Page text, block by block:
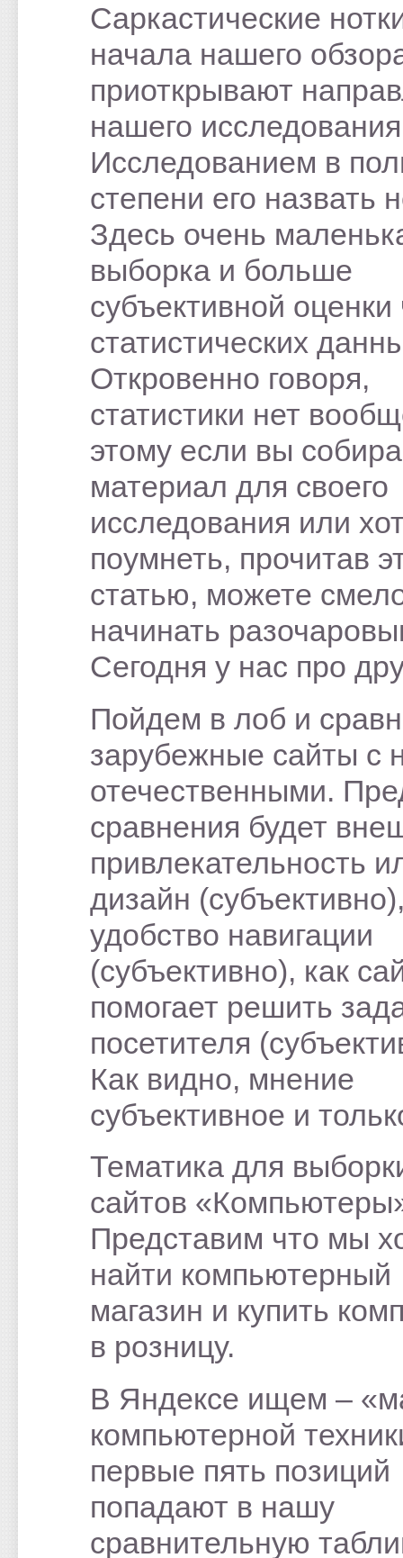
Саркастические
начала нашего
приоткрывают
нашего
Исследованием в
степени его назвать
Здесь очень
выборка и больше
субъективной
статистических
Откровенно говоря,
статистики нет
этому если вы
материал для своего
исследования или
поумнеть, прочитав
статью, можете
начинать
Сегодня у нас про
Пойдем в лоб и
зарубежные сайты с
отечественными.
сравнения будет
привлекательность
дизайн
удобство навигации
(субъективно), как
помогает решить
посетителя
Как видно, мнение
субъективное и
Тематика для
сайтов
Представим что мы
найти компьютерный
магазин и купить
в розницу.
В Яндексе ищем –
компьютерной
первые пять позиций
попадают в нашу
сравнительную